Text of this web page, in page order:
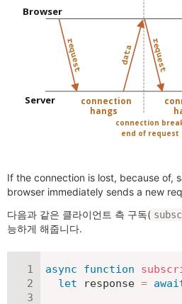
If the connection is lost, because of,
browser immediately sends a new
다음과 같은 클라이언트 측 구독(
능하게 해줍니다.
async function
let response =